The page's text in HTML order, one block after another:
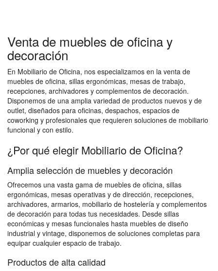
Venta de muebles de oficina y
decoración
En Mobiliario de Oficina, nos especializamos en la venta de
muebles de oficina, sillas ergonómicas, mesas de trabajo,
recepciones, archivadores y complementos de decoración.
Disponemos de una amplia variedad de productos nuevos y de
outlet, diseñados para oficinas, despachos, espacios de
coworking y profesionales que requieren soluciones de mobiliario
funcional y con estilo.
¿Por qué elegir Mobiliario de Oficina?
Amplia selección de muebles y decoración
Ofrecemos una vasta gama de muebles de oficina, sillas
ergonómicas, mesas operativas y de dirección, recepciones,
archivadores, armarios, mobiliario de hostelería y complementos
de decoración para todas tus necesidades. Desde sillas
económicas y mesas funcionales hasta muebles de diseño
industrial y vintage, disponemos de soluciones completas para
equipar cualquier espacio de trabajo.
Productos de alta calidad